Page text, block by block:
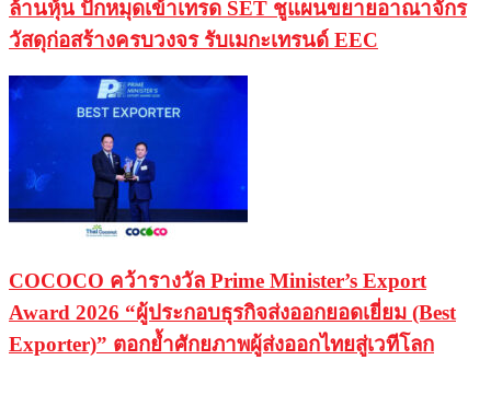
ล้านหุ้น ปักหมุดเข้าเทรด SET ชูแผนขยายอาณาจักร
วัสดุก่อสร้างครบวงจร รับเมกะเทรนด์ EEC
COCOCO คว้ารางวัล Prime Minister’s Export
Award 2026 “ผู้ประกอบธุรกิจส่งออกยอดเยี่ยม (Best
Exporter)” ตอกย้ำศักยภาพผู้ส่งออกไทยสู่เวทีโลก